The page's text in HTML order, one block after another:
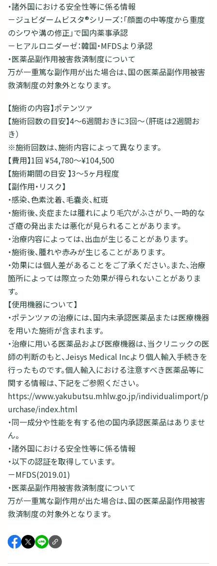
・諸外国における安全性等に係る情報
－ジュビダームビスタ®シリーズ：「顔面の中等度から重度
のシワや溝の修正」で国内薬事承認
－ヒアルロニダーゼ：韓国・MFDSより承認
・医薬品副作用被害救済制度について
万が一重篤な副作用が出た場合は、国の医薬品副作用被害
救済制度の対象外となります。
【施術の内容】ポテンツァ
【施術回数の目安】4～6週間おきに3回～（肝斑は2週間お
き）
※施術回数は、施術内容によって異なります。
【費用】1回 ¥54,780～¥104,500
【施術期間の目安 】3～5ヶ月程度
【副作用・リスク】
・感染、色素沈着、毛嚢炎、紅斑
・施術後、炎症または腫れにより毛穴がふさがり、一時的な
ざ瘡の発出または悪化が見られることがあります。
・治療内容によっては、出血が生じることがあります。
・施術後、腫れや赤みが生じることがあります。
・効果には個人差があることをご了承ください。また、治療
箇所によっては際立った効果が得られないことがありま
す。
【使用機器について】
・ポテンツァの治療には、国内未承認医薬品または医療機器
を用いた施術が含まれます。
・治療に用いる医薬品および医療機器は、当クリニックの医
師の判断のもと、Jeisys Medical Incより個人輸入手続きを
行ったものです。個人輸入における注意すべき医薬品等に
関する情報は、下記をご参照ください。
https://www.yakubutsu.mhlw.go.jp/individualimport/p
urchase/index.html
・同一成分や性能を有する他の国内承認医薬品はありませ
ん。
・諸外国における安全性等に係る情報
・以下の認証を取得しています。
－MFDS(2019.01)
・医薬品副作用被害救済制度について
万が一重篤な副作用が出た場合は、国の医薬品副作用被害
救済制度の対象外となります。